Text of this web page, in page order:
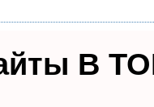
В